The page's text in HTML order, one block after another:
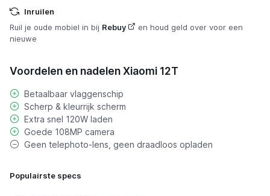
Inruilen
Ruil je oude mobiel in bij Rebuy
en houd geld over voor een
nieuwe
Voordelen en nadelen Xiaomi 12T
Betaalbaar vlaggenschip
Scherp & kleurrijk scherm
Extra snel 120W laden
Goede 108MP camera
Geen telephoto-lens, geen draadloos opladen
Populairste specs